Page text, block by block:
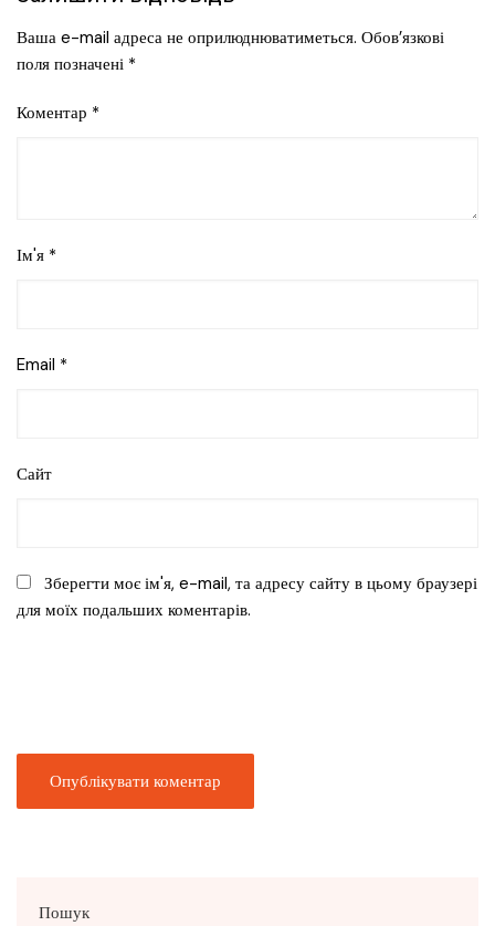
Ваша e-mail адреса не оприлюднюватиметься. Обов’язкові
поля позначені *
Коментар *
Ім'я *
Email *
Сайт
Зберегти моє ім'я, e-mail, та адресу сайту в цьому браузері
для моїх подальших коментарів.
Пошук